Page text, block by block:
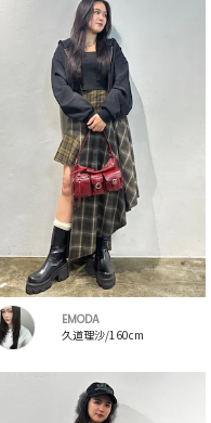
EMODA
久道理沙/160cm